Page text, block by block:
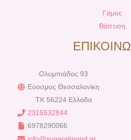
Γαμος
Βάπτιση
Ολυμπιάδος 93
Εύοσμος Θεσσαλονίκη
TK 56224 Ελλάδα
2315532844
6978290066